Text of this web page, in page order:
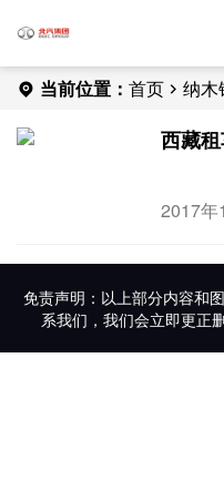
当前位置： 首页 纳木
西藏
2017年
免责声明：以上部分内容和
系我们，我们会立即更正